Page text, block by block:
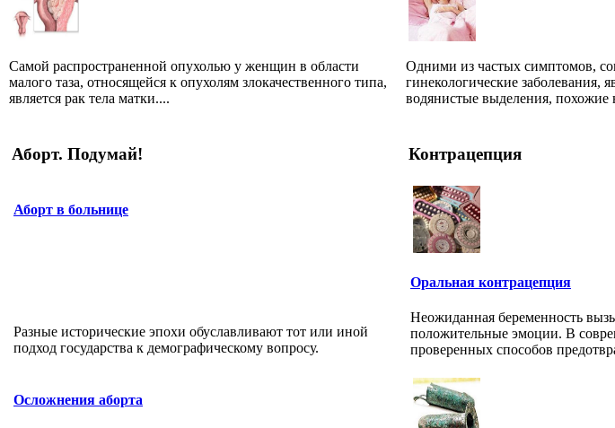
Самой распространенной опухолью у женщин в области
малого таза, относящейся к опухолям злокачественного типа,
является рак тела матки....
Одними из частых симптомов,
гинекологические заболевания,
водянистые выделения,
Аборт. Подумай!
Аборт в больнице
Разные исторические эпохи обуславливают тот или иной
подход государства к демографическому вопросу.
Осложнения аборта
Контрацепция
Оральная контрацепция
Неожиданная беременность
положительные эмоции. В
проверенных способов